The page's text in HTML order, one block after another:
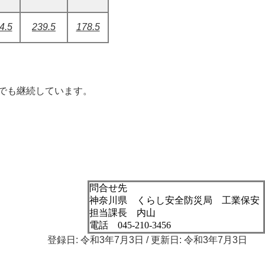
239.5 178.5
継続しています。
問合せ先
神奈川県 くらし安全防災局 工業保安
担当課長 内山
電話 045-210-3456
登録日: 令和3年7月3日 / 更新日: 令和3年7月3日